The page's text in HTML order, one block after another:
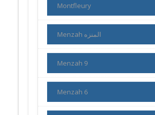
Montfleury
Menzah المنزه
Menzah 9
Menzah 6